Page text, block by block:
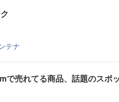
テナ
で売れてる商品、話題のスポ